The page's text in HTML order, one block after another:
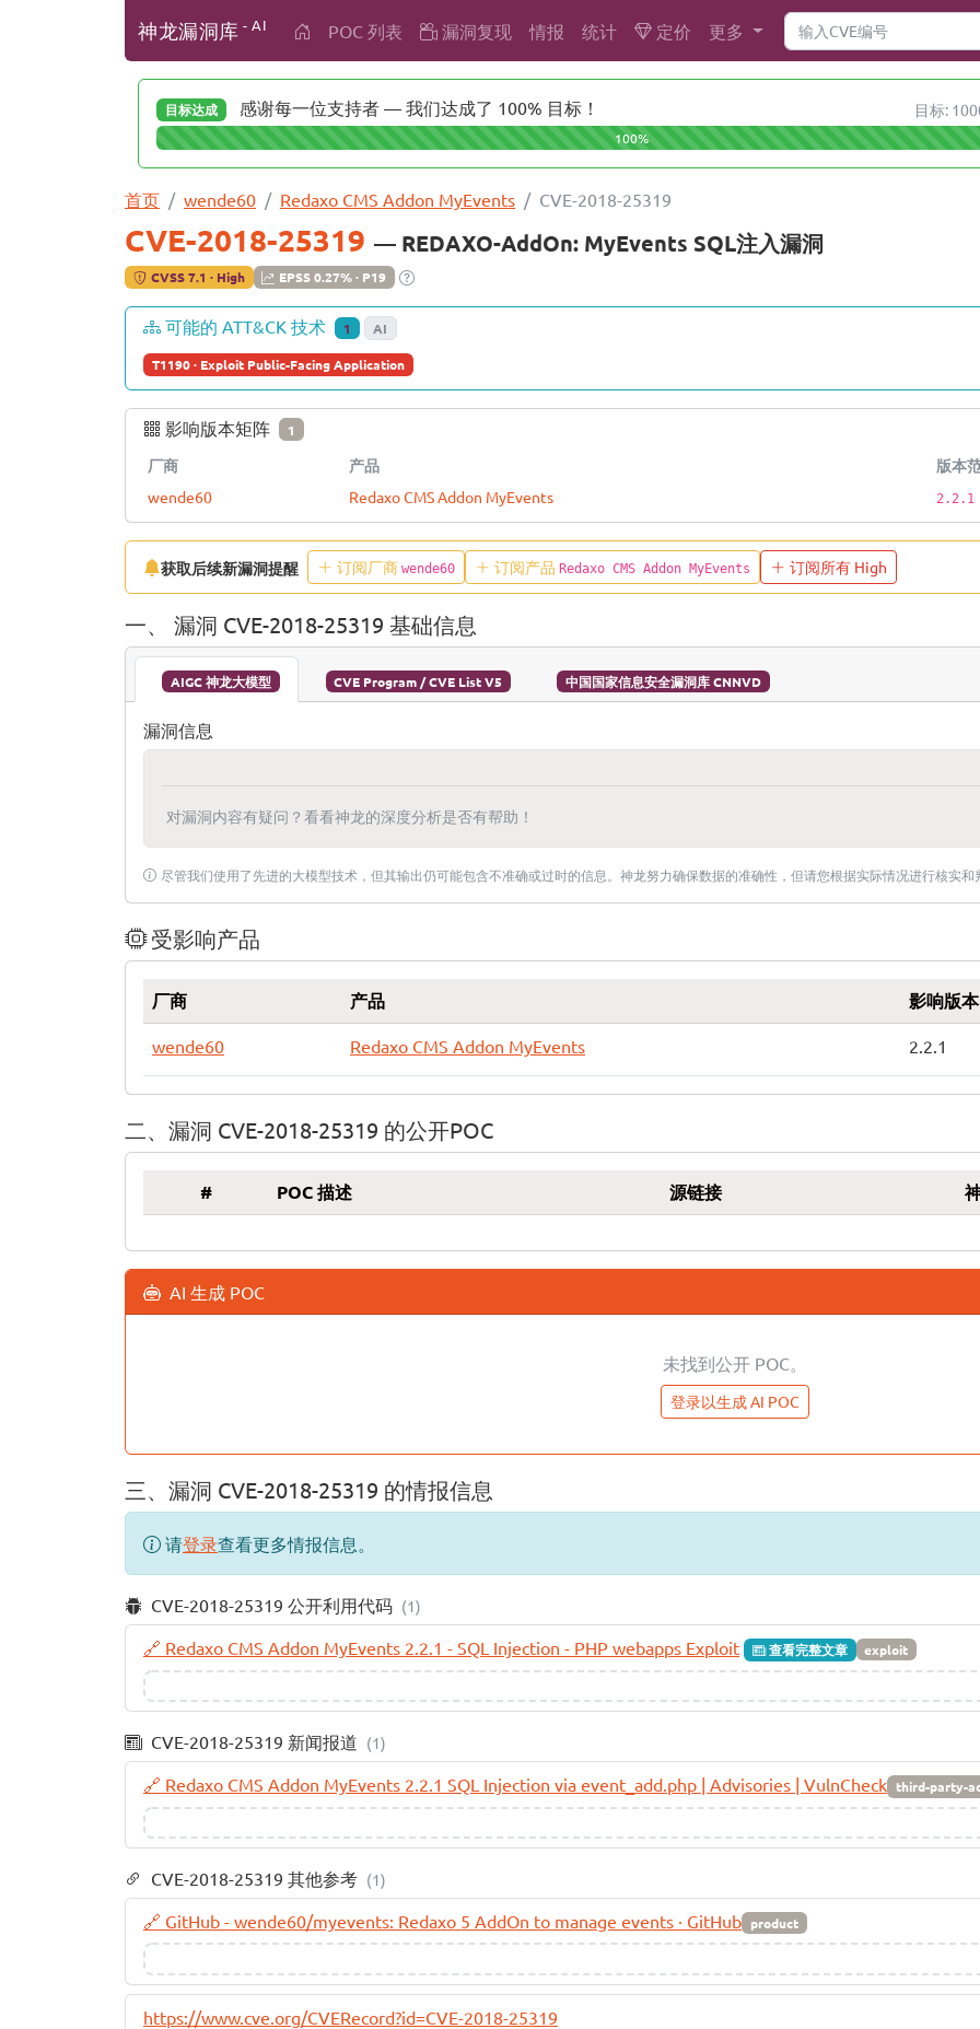
神龙漏洞库 - AI POC 列表 漏洞复现 情报 统计 定价 更多
目标达成 感谢每一位支持者 — 我们达成了 100% 目标！ 目标:
100%
首页 wende60 Redaxo CMS Addon MyEvents CVE-2018-25319
CVE-2018-25319 — REDAXO-AddOn: MyEvents SQL注入漏洞
CVSS 7.1 · High EPSS 0.27% · P19
可能的 ATT&CK 技术 1 AI
T1190 · Exploit Public-Facing Application
影响版本矩阵 1
厂商 产品 版本
wende60
Redaxo CMS Addon MyEvents 2.2.1
获取后续新漏洞提醒 订阅厂商 wende60 订阅产品 Redaxo CMS Addon MyEvents 订阅所有 High
一、 漏洞 CVE-2018-25319 基础信息
AIGC 神龙大模型 CVE Program / CVE List V5 中国国家信息安全漏洞库 CNNVD
漏洞信息
对漏洞内容有疑问？看看神龙的深度分析是否有帮助！
尽管我们使用了先进的大模型技术，但其输出仍可能包含不准确或过时的信息。神龙努力确保数据的准确性，但请您根据实际情况进行核实和
受影响产品
厂商 产品 影响版本
wende60 Redaxo CMS Addon MyEvents 2.2.1
二、漏洞 CVE-2018-25319 的公开POC
# POC 描述 源链接
AI 生成 POC
未找到公开 POC。
登录以生成 AI POC
三、漏洞 CVE-2018-25319 的情报信息
请登录查看更多情报信息。
CVE-2018-25319 公开利用代码 (1)
🔗 Redaxo CMS Addon MyEvents 2.2.1 - SQL Injection - PHP webapps Exploit 查看完整文章 exploit
CVE-2018-25319 新闻报道 (1)
🔗 Redaxo CMS Addon MyEvents 2.2.1 SQL Injection via event_add.php | Advisories | VulnCheck third-party-
CVE-2018-25319 其他参考 (1)
🔗 GitHub - wende60/myevents: Redaxo 5 AddOn to manage events · GitHub product
https://www.cve.org/CVERecord?id=CVE-2018-25319